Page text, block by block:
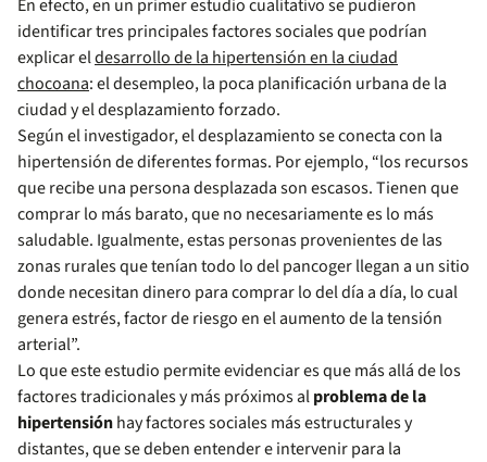
En efecto, en un primer estudio cualitativo se pudieron
identificar tres principales factores sociales que podrían
explicar eldesarrollo de la hipertensión en la ciudad
chocoana: el desempleo, la poca planificación urbana de la
ciudad y el desplazamiento forzado.
Según el investigador, el desplazamiento se conecta con la
hipertensión de diferentes formas. Por ejemplo, “los recursos
que recibe una persona desplazada son escasos. Tienen que
comprar lo más barato, que no necesariamente es lo más
saludable. Igualmente, estas personas provenientes de las
zonas rurales que tenían todo lo del pancoger llegan a un sitio
donde necesitan dinero para comprar lo del día a día, lo cual
genera estrés, factor de riesgo en el aumento de la tensión
arterial”.
Lo que este estudio permite evidenciar es que más allá de los
factores tradicionales y más próximos alproblema de la
hipertensiónhay factores sociales más estructurales y
distantes, que se deben entender e intervenir para la